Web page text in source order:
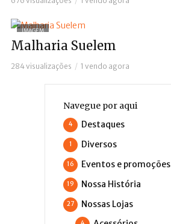
IMAGEM
Malharia Suelem
284 visualizações 1 vendo agora
Navegue por aqui
Destaques
4
Diversos
1
Eventos e promoções
16
Nossa História
19
Nossas Lojas
27